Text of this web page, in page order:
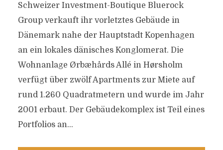
Schweizer Investment-Boutique Bluerock
Group verkauft ihr vorletztes Gebäude in
Dänemark nahe der Hauptstadt Kopenhagen
an ein lokales dänisches Konglomerat. Die
Wohnanlage Ørbæhårds Allé in Hørsholm
verfügt über zwölf Apartments zur Miete auf
rund 1.260 Quadratmetern und wurde im Jahr
2001 erbaut. Der Gebäudekomplex ist Teil eines
Portfolios an...